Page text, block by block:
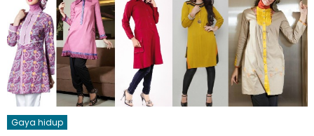
Gaya hidup